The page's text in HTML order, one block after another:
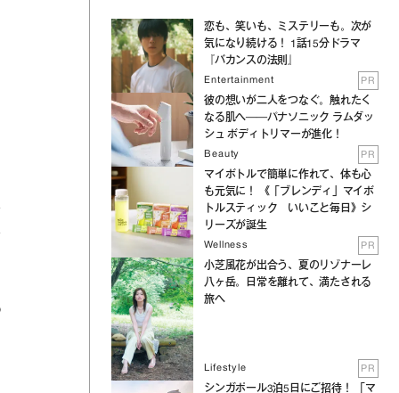
恋も、笑いも、ミステリーも。次が
気になり続ける！ 1話15分ドラマ
『バカンスの法則』
Entertainment PR
彼の想いが二人をつなぐ。触れたく
なる肌へ──パナソニック ラムダッ
シュ ボディトリマーが進化！
Beauty PR
マイボトルで簡単に作れて、体も心
も元気に！ 《「ブレンディ」マイボ
トルスティック いいこと毎日》シ
リーズが誕生
Wellness PR
小芝風花が出合う、夏のリゾナーレ
八ヶ岳。日常を離れて、満たされる
旅へ
Lifestyle PR
シンガポール3泊5日にご招待！ 「マ